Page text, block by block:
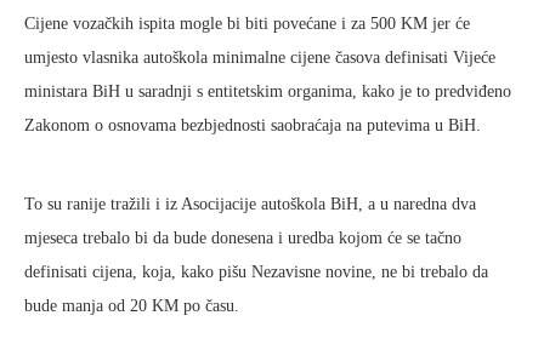
Cijene vozačkih ispita mogle bi biti povećane i za 500 KM jer će
umjesto vlasnika autoškola minimalne cijene časova definisati Vijeće
ministara BiH u saradnji s entitetskim organima, kako je to predviđeno
Zakonom o osnovama bezbjednosti saobraćaja na putevima u BiH.
To su ranije tražili i iz Asocijacije autoškola BiH, a u naredna dva
mjeseca trebalo bi da bude donesena i uredba kojom će se tačno
definisati cijena, koja, kako pišu Nezavisne novine, ne bi trebalo da
bude manja od 20 KM po času.